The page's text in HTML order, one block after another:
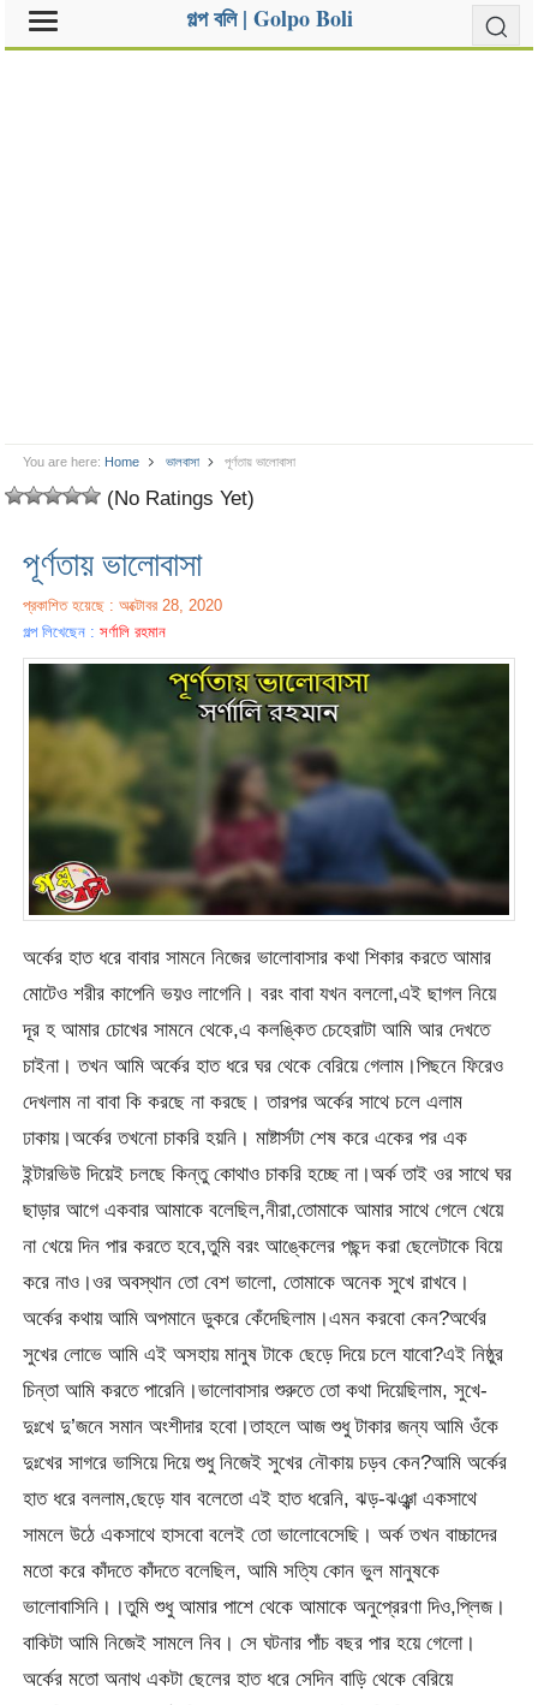
গল্প বলি | Golpo Boli
You are here: Home ভালবাসা পূর্ণতায় ভালোবাসা
(No Ratings Yet)
পূর্ণতায় ভালোবাসা
প্রকাশিত হয়েছে : অক্টোবর 28, 2020
গল্প লিখেছেন :সর্ণালি রহমান
অর্কের হাত ধরে বাবার সামনে নিজের ভালোবাসার কথা শিকার করতে আমার
মোটেও শরীর কাপেনি ভয়ও লাগেনি। বরং বাবা যখন বললো,এই ছাগল নিয়ে
দূর হ আমার চোখের সামনে থেকে,এ কলঙ্কিত চেহেরাটা আমি আর দেখতে
চাইনা। তখন আমি অর্কের হাত ধরে ঘর থেকে বেরিয়ে গেলাম।পিছনে ফিরেও
দেখলাম না বাবা কি করছে না করছে। তারপর অর্কের সাথে চলে এলাম
ঢাকায়।অর্কের তখনো চাকরি হয়নি। মাষ্টার্সটা শেষ করে একের পর এক
ইন্টারভিউ দিয়েই চলছে কিন্তু কোথাও চাকরি হচ্ছে না।অর্ক তাই ওর সাথে ঘর
ছাড়ার আগে একবার আমাকে বলেছিল,নীরা,তোমাকে আমার সাথে গেলে খেয়ে
না খেয়ে দিন পার করতে হবে,তুমি বরং আঙ্কেলের পছন্দ করা ছেলেটাকে বিয়ে
করে নাও।ওর অবস্থান তো বেশ ভালো, তোমাকে অনেক সুখে রাখবে।
অর্কের কথায় আমি অপমানে ডুকরে কেঁদেছিলাম।এমন করবো কেন?অর্থের
সুখের লোভে আমি এই অসহায় মানুষ টাকে ছেড়ে দিয়ে চলে যাবো?এই নিষ্ঠুর
চিন্তা আমি করতে পারেনি।ভালোবাসার শুরুতে তো কথা দিয়েছিলাম, সুখে-
দুঃখে দু’জনে সমান অংশীদার হবো।তাহলে আজ শুধু টাকার জন্য আমি ওঁকে
দুঃখের সাগরে ভাসিয়ে দিয়ে শুধু নিজেই সুখের নৌকায় চড়ব কেন?আমি অর্কের
হাত ধরে বললাম,ছেড়ে যাব বলেতো এই হাত ধরেনি, ঝড়-ঝঞ্ঝা একসাথে
সামলে উঠে একসাথে হাসবো বলেই তো ভালোবেসেছি। অর্ক তখন বাচ্চাদের
মতো করে কাঁদতে কাঁদতে বলেছিল, আমি সত্যি কোন ভুল মানুষকে
ভালোবাসিনি।।তুমি শুধু আমার পাশে থেকে আমাকে অনুপ্রেরণা দিও,প্লিজ।
বাকিটা আমি নিজেই সামলে নিব। সে ঘটনার পাঁচ বছর পার হয়ে গেলো।
অর্কের মতো অনাথ একটা ছেলের হাত ধরে সেদিন বাড়ি থেকে বেরিয়ে